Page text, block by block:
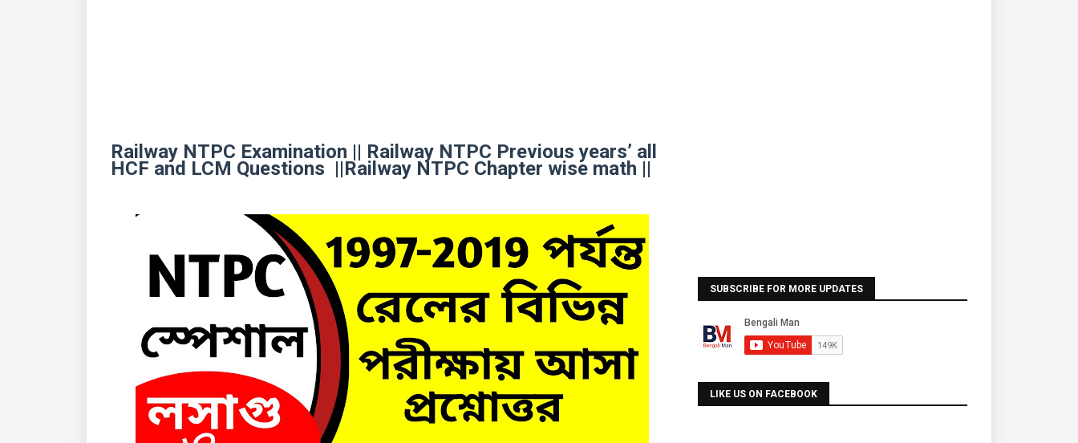
Railway NTPC Examination || Railway NTPC Previous years’ all
HCF and LCM Questions ||Railway NTPC Chapter wise math ||
SUBSCRIBE FOR MORE UPDATES
LIKE US ON FACEBOOK